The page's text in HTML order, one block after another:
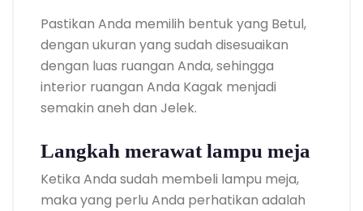
Pastikan Anda memilih bentuk yang Betul,
dengan ukuran yang sudah disesuaikan
dengan luas ruangan Anda, sehingga
interior ruangan Anda Kagak menjadi
semakin aneh dan Jelek.
Langkah merawat lampu meja
Ketika Anda sudah membeli lampu meja,
maka yang perlu Anda perhatikan adalah